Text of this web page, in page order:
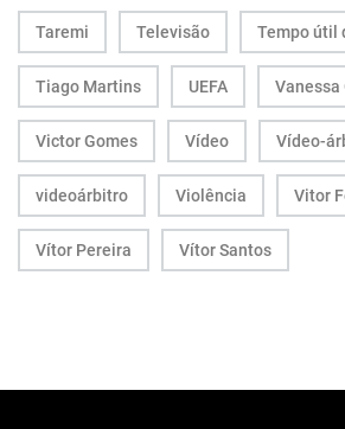
Taremi Televisão Tempo útil
Tiago Martins UEFA Vanessa
Victor Gomes Vídeo Vídeo-
videoárbitro Violência Vitor
Vítor Pereira Vítor Santos